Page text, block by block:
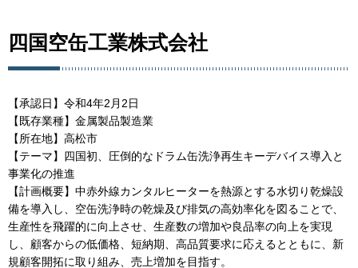
四国空缶工業株式会社
【承認日】令和4年2月2日
【既存業種】金属製品製造業
【所在地】高松市
【テーマ】四国初、圧倒的なドラム缶洗浄再生キーデバイス導入と
事業化の推進
【計画概要】中赤外線カンタルヒーターを熱源とする水切り乾燥設
備を導入し、空缶洗浄時の乾燥及び排気の高効率化を図ることで、
生産性を飛躍的に向上させ、生産数の増加や良品率の向上を実現
し、顧客からの低価格、短納期、高品質要求に応えるとともに、新
規顧客開拓に取り組み、売上増加を目指す。